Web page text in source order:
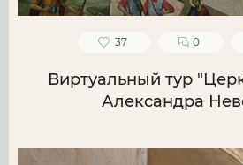
37 0
Виртуальный тур
Александра